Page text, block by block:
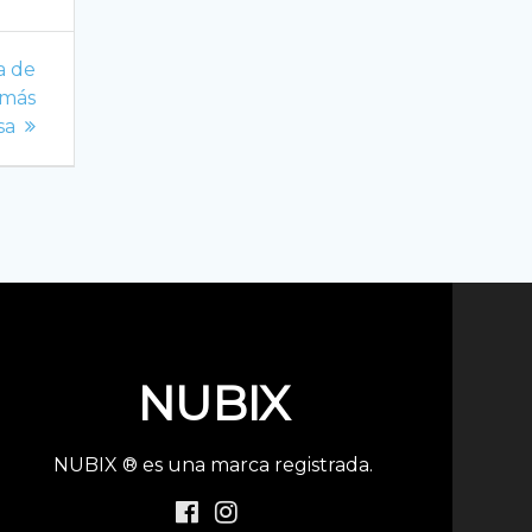
de
NUBIX
NUBIX ® es una marca registrada.